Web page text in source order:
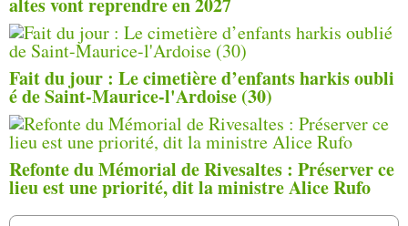
Fait du jour : Le cimetière d’enfants harkis oubli
é de Saint-Maurice-l'Ardoise (30)
Refonte du Mémorial de Rivesaltes : Préserver ce
lieu est une priorité, dit la ministre Alice Rufo